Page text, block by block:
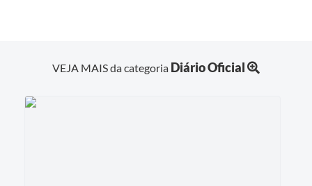
VEJA MAIS da categoria Diário Oficial